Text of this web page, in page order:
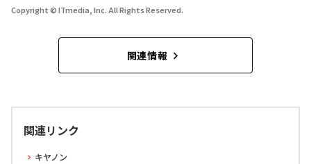
Copyright © ITmedia, Inc. All Rights Reserved.
関連情報
関連リンク
キヤノン